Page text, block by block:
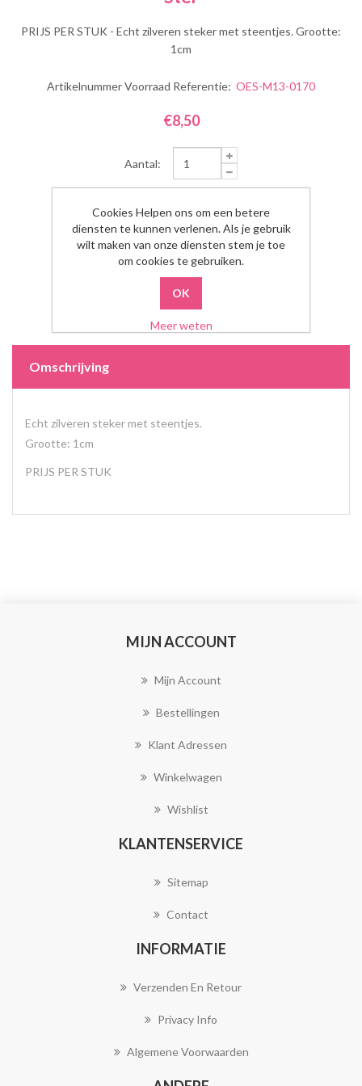
PRIJS PER STUK - Echt zilveren steker met steentjes. Grootte:
1cm
Artikelnummer Voorraad Referentie: OES-M13-0170
€8,50
Aantal:
Omschrijving
Echt zilveren steker met steentjes.
Grootte: 1cm
PRIJS PER STUK
MIJN ACCOUNT
Mijn Account
Bestellingen
Klant Adressen
Winkelwagen
Wishlist
KLANTENSERVICE
Sitemap
Contact
INFORMATIE
Verzenden En Retour
Privacy Info
Algemene Voorwaarden
Cookies Helpen ons om een betere
diensten te kunnen verlenen. Als je gebruik
wilt maken van onze diensten stem je toe
om cookies te gebruiken.
Meer weten